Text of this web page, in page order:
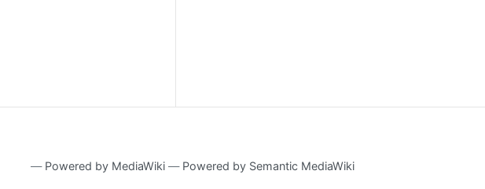
― Powered by MediaWiki ― Powered by Semantic MediaWiki